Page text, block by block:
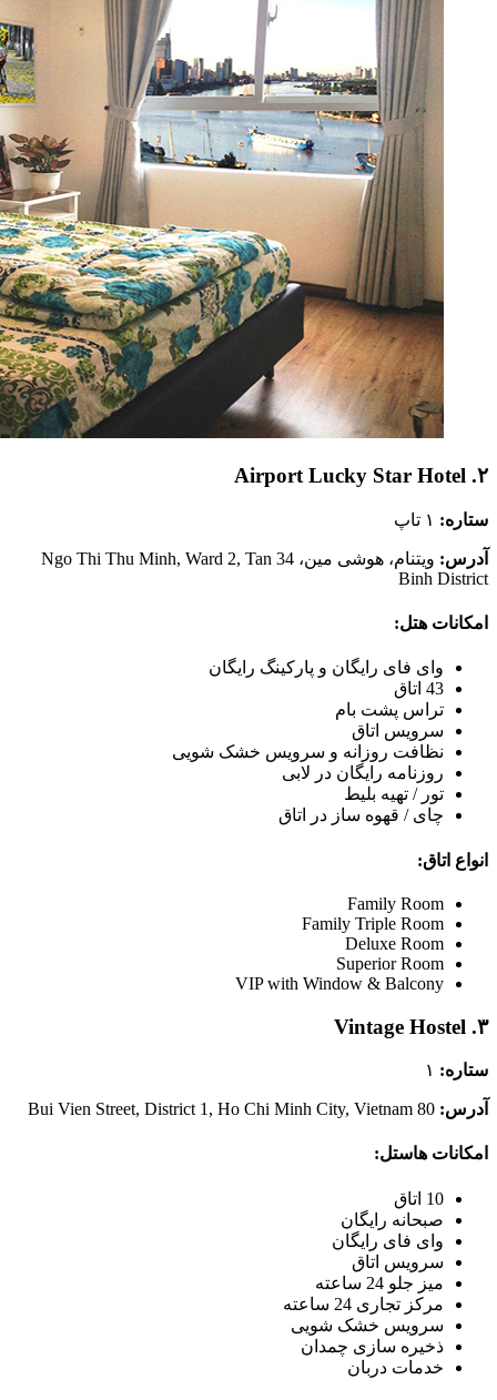
۲. Airport Lucky Star Hotel
ستاره:
آدرس:
ویتنام، هوشی مین، 34 Ngo Thi Thu Minh, Ward 2, Tan
Binh District
امکانات هتل:
وای فای رایگان و پارکینگ رایگان
43 اتاق
تراس پشت بام
سرویس اتاق
نظافت روزانه و سرویس خشک شویی
روزنامه رایگان در لابی
تور / تهیه بلیط
چای / قهوه ساز در اتاق
انواع اتاق:
Family Room
Family Triple Room
Deluxe Room
Superior Room
VIP with Window & Balcony
۳. Vintage Hostel
ستاره:
آدرس:
امکانات هاستل:
10 اتاق
صبحانه رایگان
وای فای رایگان
سرویس اتاق
میز جلو 24 ساعته
مرکز تجاری 24 ساعته
سرویس خشک شویی
ذخیره سازی چمدان
خدمات دربان